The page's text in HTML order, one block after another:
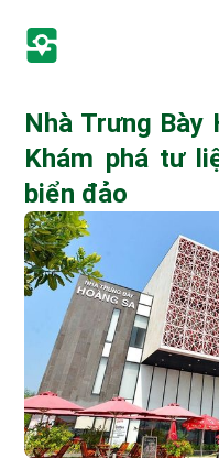
Nhà Trưng Bày
Khám phá tư
biển đảo